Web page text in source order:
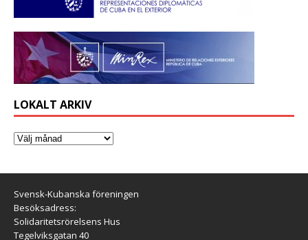
LOKALT ARKIV
Svensk-Kubanska föreningen
Besöksadress:
Solidaritetsrörelsens Hus
Tegelviksgatan 40